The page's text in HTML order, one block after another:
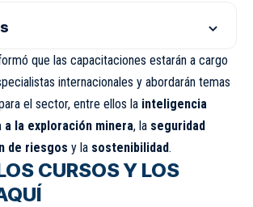
que las capacitaciones estarán a cargo
internacionales y abordarán temas
el sector, entre ellos la inteligencia
la exploración minera, la seguridad
de riesgos y la sostenibilidad.
CURSOS Y LOS